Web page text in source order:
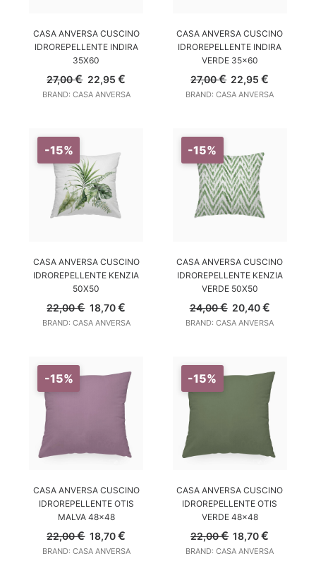
AGGIUNGI AL CARRELLO
CASA ANVERSA CUSCINO
IDROREPELLENTE INDIRA
35X60
27,00€ Il
prezzo
originale
22,95 €Il
attuale
BRAND: CASA ANVERSA
AGGIUNGI AL CARRELLO
CASA ANVERSA CUSCINO
IDROREPELLENTE INDIRA
VERDE 35×60
27,00€ Il
prezzo
originale
22,95€
attuale
BRAND: CASA ANVERSA
-15%
AGGIUNGI AL CARRELLO
CASA ANVERSA CUSCINO
IDROREPELLENTE KENZIA
50X50
22,00€ Il
prezzo
originale
18,70€Il
attuale
BRAND: CASA ANVERSA
-15%
AGGIUNGI AL CARRELLO
CASA ANVERSA CUSCINO
IDROREPELLENTE KENZIA
VERDE 50X50
24,00€ Il
prezzo
originale
20,40€Il
attuale
BRAND: CASA ANVERSA
-15%
AGGIUNGI AL CARRELLO
CASA ANVERSA CUSCINO
IDROREPELLENTE OTIS
MALVA 48×48
22,00€ Il
prezzo
originale
18,70€Il
attuale
BRAND: CASA ANVERSA
-15%
AGGIUNGI AL CARRELLO
CASA ANVERSA CUSCINO
IDROREPELLENTE OTIS
VERDE 48×48
22,00€ Il
prezzo
originale
18,70€
attuale
BRAND: CASA ANVERSA